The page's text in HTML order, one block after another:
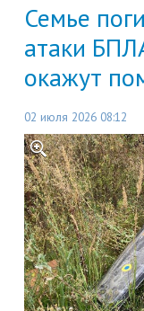
Семье
атаки
окажут
02 июля 2026 08:12